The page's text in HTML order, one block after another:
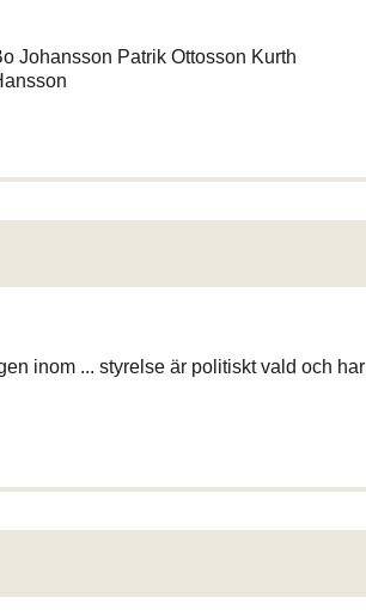
Johansson Patrik Ottosson Kurth
inom ... styrelse är politiskt vald och har